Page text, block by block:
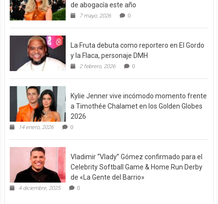
de abogacía este año
7 mayo, 2026 0
La Fruta debuta como reportero en El Gordo
y la Flaca, personaje DMH
2 febrero, 2026 0
Kylie Jenner vive incómodo momento frente
a Timothée Chalamet en los Golden Globes
2026
14 enero, 2026 0
Vladimir “Vlady” Gómez confirmado para el
Celebrity Softball Game & Home Run Derby
de «La Gente del Barrio»
4 diciembre, 2025 0